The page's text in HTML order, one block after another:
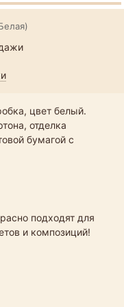
цвет белый.
отделка
бумагой с
подходят для
и композиций!